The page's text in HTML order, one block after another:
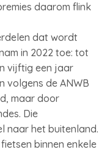
daarom flink
dat wordt
in 2022 toe: tot
vijftig een jaar
volgens de ANWB
maar door
Die
naar het buitenland.
binnen enkele